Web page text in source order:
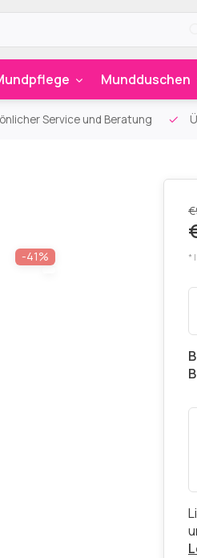
Mundduschen
Service und Beratung
-41% *